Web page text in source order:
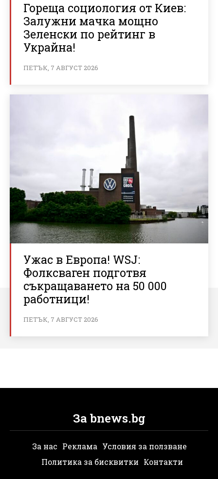
Гореща социология от Киев:
Залужни мачка мощно
Зеленски по рейтинг в
Украйна!
ПЕТЪК, 7 АВГУСТ 2026
Ужас в Европа! WSJ:
Фолксваген подготвя
съкращаването на 50 000
работници!
ПЕТЪК, 7 АВГУСТ 2026
За bnews.bg
За нас Реклама Условия за ползване
Политика за бисквитки Контакти